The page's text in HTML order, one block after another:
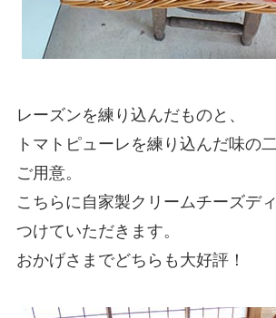
レーズンを練り込んだものと、
トマトピューレを練り込んだ味の
ご用意。
こちらに自家製クリームチーズデ
つけていただきます。
おかげさまでどちらも大好評！